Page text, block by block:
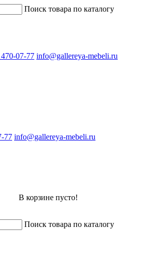
Поиск товара по каталогу
07-77 info@gallereya-mebeli.ru
77 info@gallereya-mebeli.ru
В корзине пусто!
Поиск товара по каталогу